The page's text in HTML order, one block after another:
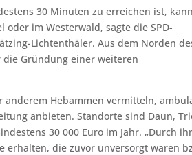
30 Minuten zu erreichen ist,
im Westerwald, sagte die SPD-
Lichtenthäler. Aus dem Norden
Gründung einer weiteren
Hebammen vermitteln,
anbieten. Standorte sind Daun,
30 000 Euro im Jahr. „Durch
erhalten, die zuvor unversorgt waren